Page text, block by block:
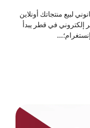
لبيع منتجاتك أونلاين
إلكتروني في قطر يبدأ